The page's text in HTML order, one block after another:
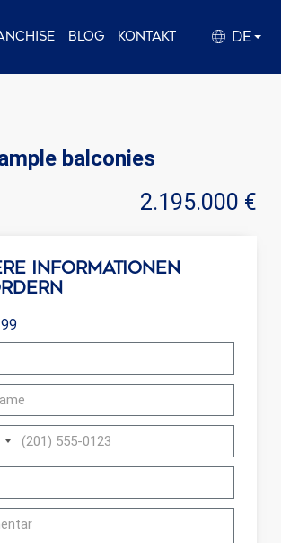
Blog Kontakt DE
balconies
2.195.000 €
Informationen